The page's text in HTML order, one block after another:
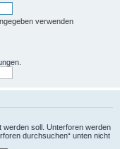
verwenden
werden soll. Unterforen werden
durchsuchen“ unten nicht